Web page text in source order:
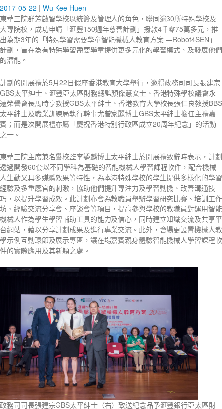
2017-05-22
Wu Kee Huen
東華三院群芳啟智學校以統籌及管理人的角色，聯同逾30所特殊學校及
大專院校，成功申請「滙豐150週年慈善計劃」撥款4千零75萬多元，推
出為期3年的「特殊學習需要學童智能機械人教育方案 —Robot4SEN」
計劃，旨在為有特殊學習需要學童提供更多元化的學習模式，及發展他們
的潛能。
計劃的開展禮於5月22日假座香港教育大學舉行，邀得政務司司長張建宗
GBS太平紳士、滙豐亞太區財務總監顏傑慧女士、香港特殊學校議會永
遠榮譽會長馬時亨教授GBS太平紳士、香港教育大學校長張仁良教授BBS
太平紳士及職業訓練局執行幹事尤曾家麗博士GBS太平紳士擔任主禮嘉
賓；而是次開展禮亦屬「慶祝香港特別行政區成立20周年紀念」的活動
之一。
東華三院主席兼名譽校監李鋈麟博士太平紳士於開展禮致辭時表示，計劃
透過開發60套以不同學科為基礎的智能機械人學習課程軟件，配合機械
人生動又具多媒體效果等特性，為本港特殊學校的學生提供多樣化的學習
經驗及多重感官的刺激，協助他們提升專注力及學習動機、改善溝通技
巧，以提升學習成效。此計劃亦會為教職員舉辦學習研究比賽、培訓工作
坊、經驗交流分享會、座談會等項目，提高參與學校的教職員對運用智能
機械人作為學生學習輔助工具的能力及信心，同時建立知識交流及共享平
台網站，藉以分享計劃成果及進行專業交流。此外，會場更設置機械人教
學示例互動環節及展示專區，讓在場嘉賓親身體驗智能機械人學習課程軟
件的實際應用及其新穎之處。
政務司司長張建宗GBS太平紳士（右）致送紀念品予滙豐銀行亞太區財